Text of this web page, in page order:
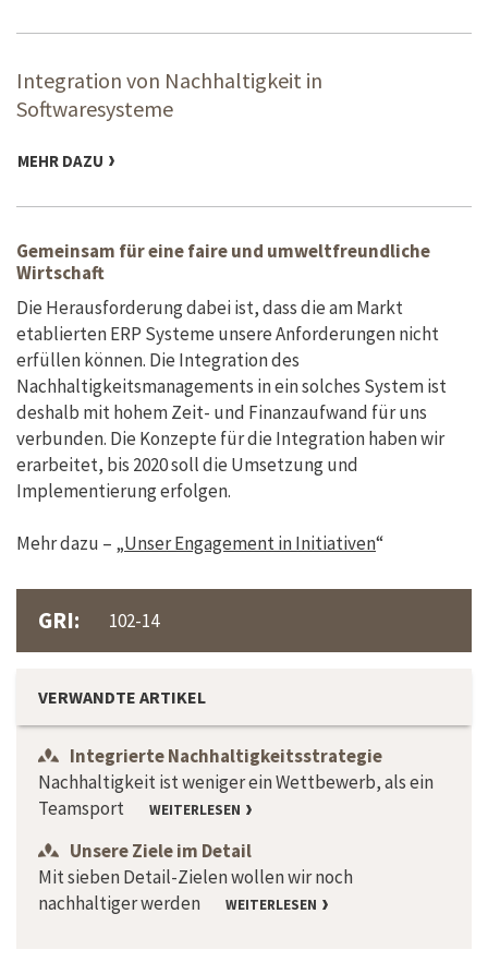
Integration von Nachhaltigkeit in
Softwaresysteme
MEHR DAZU
Gemeinsam für eine faire und umweltfreundliche
Wirtschaft
Die Herausforderung dabei ist, dass die am Markt
etablierten ERP Systeme unsere Anforderungen nicht
erfüllen können. Die Integration des
Nachhaltigkeitsmanagements in ein solches System ist
deshalb mit hohem Zeit- und Finanzaufwand für uns
verbunden. Die Konzepte für die Integration haben wir
erarbeitet, bis 2020 soll die Umsetzung und
Implementierung erfolgen.
Mehr dazu – „Unser Engagement in Initiativen“
GRI: 102-14
VERWANDTE ARTIKEL
Integrierte Nachhaltigkeitsstrategie
Nachhaltigkeit ist weniger ein Wettbewerb, als ein
Teamsport
WEITERLESEN
Unsere Ziele im Detail
Mit sieben Detail-Zielen wollen wir noch
nachhaltiger werden
WEITERLESEN